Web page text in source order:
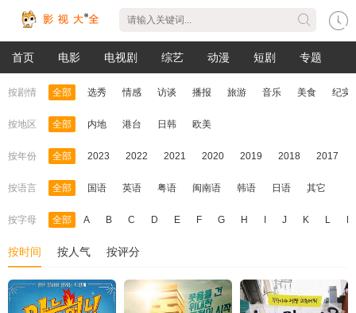
首页 电影 电视剧 综艺 动漫 短剧 专题
按剧情 全部 选秀 情感 访谈 播报 旅游 音乐 美食 纪实
按地区 全部 内地 港台 日韩 欧美
按年份 全部 2023 2022 2021 2020 2019 2018 2017
按语言 全部 国语 英语 粤语 闽南语 韩语 日语 其它
按字母 全部 A B C D E F G H J K L
按时间 按人气 按评分